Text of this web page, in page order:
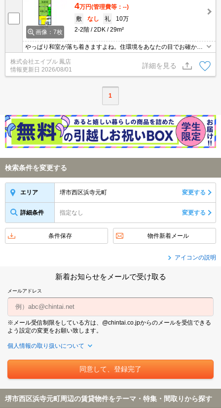
画像：7枚
4万円(管理費等：--)
敷
なし 礼
10万
2-2階
2DK 29m²
やっぱり和室が落ち着きますよね。住環境をあなたの目でお確かめ
ください。現地待ち合わせ、物件ご案内可能。この間取りでこのお
家賃ってうれしいですね。お問い合わせお待ちしております。
株式会社エイブル 鳳店
情報更新日 2026/08/01
詳細を見る
1
検索条件を変更する
エリア 堺市西区浜寺元町 変更する
詳細条件 指定なし 変更する
条件保存 物件新着メール
アイコンの説明
新着お知らせをメールで受け取る
メールアドレス
※メール受信制限をしている方は、@chintai.co.jpからのメールを受信できる
よう設定の変更をお願い致します。
個人情報の取り扱いについて
堺市西区浜寺元町周辺の賃貸物件をテーマ・特集・間取りから探す